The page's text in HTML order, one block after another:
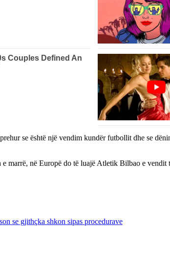
se është një vendim kundër futbollit dhe se
marrë, në Europë do të luajë Atletik Bilbao e
se gjithçka shkon sipas procedurave